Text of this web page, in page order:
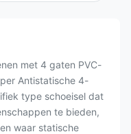
met 4 gaten PVC-
Antistatische 4-
type schoeisel dat
te bieden,
waar statische